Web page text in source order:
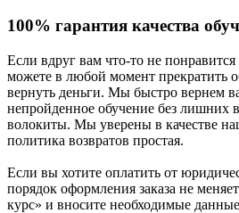
100% гарантия качества
Если вдруг вам что-то не
можете в любой момент прекратить
вернуть деньги. Мы быстро вернем
непройденное обучение без лишних
волокиты. Мы уверены в качестве
политика возвратов простая.
Если вы хотите оплатить от
порядок оформления заказа не
курс» и вносите необходимые